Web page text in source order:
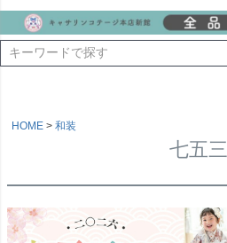
HOME 和装
七五三